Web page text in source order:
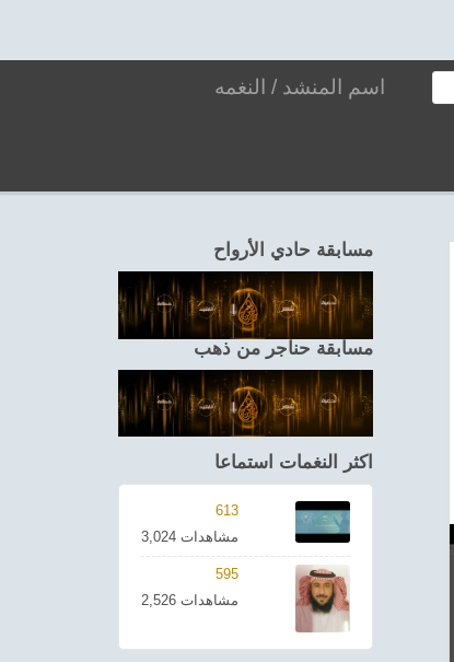
مسابقة حادي الأرواح
مسابقة حناجر من ذهب
اكثر النغمات استماعا
613
3,024 مشاهدات
595
2,526 مشاهدات